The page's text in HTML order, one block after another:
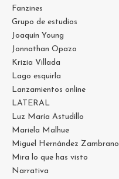
Fanzines
Grupo de estudios
Joaquín Young
Jonnathan Opazo
Krizia Villada
Lago esquirla
Lanzamientos online
LATERAL
Luz María Astudillo
Mariela Malhue
Miguel Hernández Zambrano
Mira lo que has visto
Narrativa